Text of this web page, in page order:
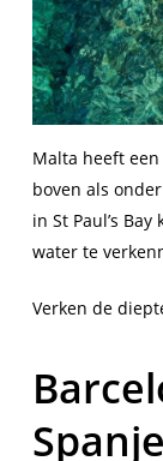
Malta heeft
boven als
in St Paul’s
water te
Verken de
Spanje